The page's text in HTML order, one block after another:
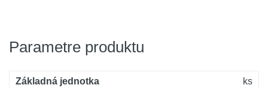
Parametre produktu
Základná jednotka
ks